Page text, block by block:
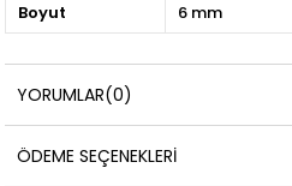
Boyut
6 mm
YORUMLAR(0)
ÖDEME SEÇENEKLERI